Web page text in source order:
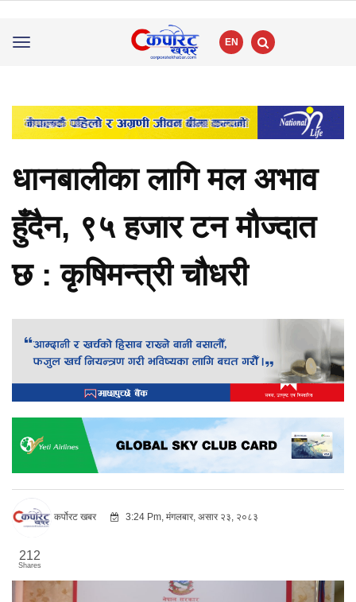
Toggle
EN
धानबालीका लागि मल अभाव
हुँदैन, ९५ हजार टन मौज्दात
छ : कृषिमन्त्री चौधरी
कर्पोरट खबर 3:24 Pm, मंगलबार, असार २३, २०८३
212
Shares